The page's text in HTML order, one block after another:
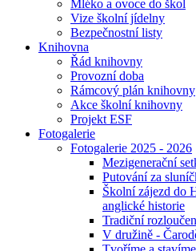
Mléko a ovoce do škol
Vize školní jídelny
Bezpečnostní listy
Knihovna
Řád knihovny
Provozní doba
Rámcový plán knihovny
Akce školní knihovny
Projekt ESF
Fotogalerie
Fotogalerie 2025 - 2026
Mezigenerační
Putování za
Školní zájezd do
anglické historie
Tradiční
V družině -